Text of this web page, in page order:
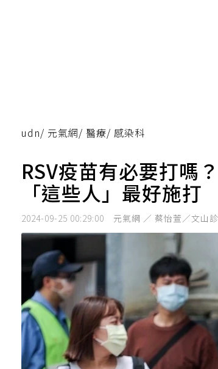
udn/ 元氣網/ 醫療/ 感染科
RSV疫苗有必要打嗎
「這些人」最好施打
2024-09-25 00:29:00 元氣網 ／ 蔡怡萱／文山